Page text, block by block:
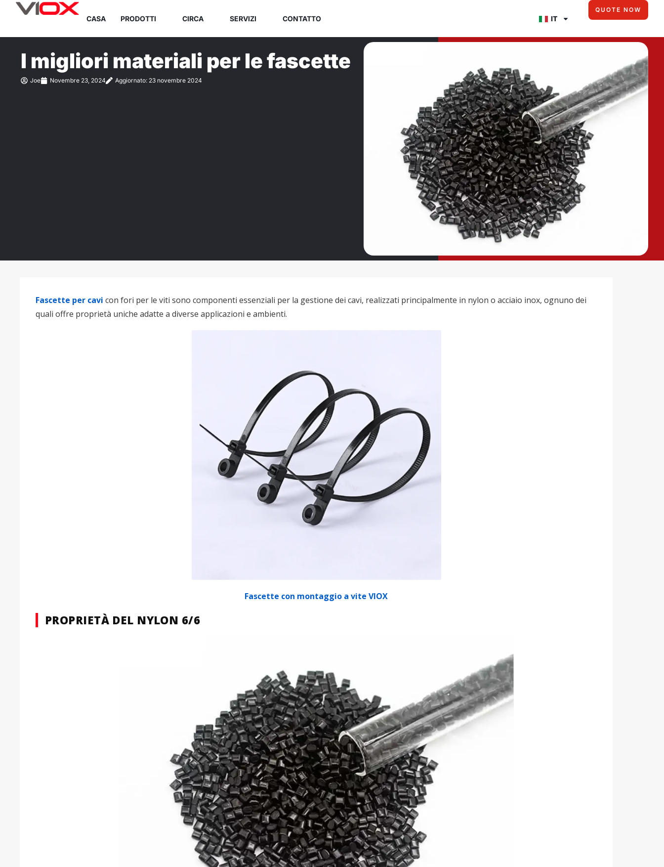
contenuto
CASA PRODOTTI CIRCA SERVIZI CONTATTO IT
QUOTE NOW
I migliori materiali per le fascette
Joe Novembre 23, 2024 Aggiornato: 23 novembre 2024
Fascette per cavi con fori per le viti sono componenti essenziali per la gestione dei cavi, realizzati principalmente in nylon o acciaio inox, ognuno dei
quali offre proprietà uniche adatte a diverse applicazioni e ambienti.
Fascette con montaggio a vite VIOX
PROPRIETÀ DEL NYLON 6/6